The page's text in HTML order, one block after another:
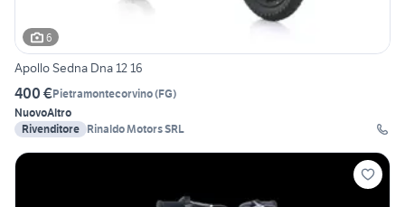
6
Apollo Sedna Dna 12 16
400 €Pietramontecorvino(FG)
NuovoAltro
Rivenditore Rinaldo Motors SRL